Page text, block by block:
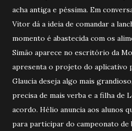
acha antiga e péssima. Em
Vitor dá a ideia de comandar a
momento é abastecida com os
Simão aparece no escritório da
apresenta o projeto do aplicativo
Glaucia deseja algo mais
precisa de mais verba e a filha de
acordo. Hélio anuncia aos alunos
para participar do campeonato de